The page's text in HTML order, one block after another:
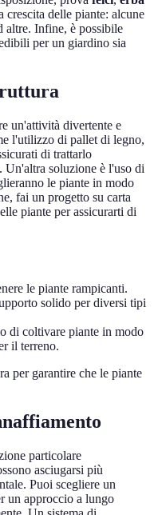
crescita delle piante: alcune
altre. Infine, è possibile
per un giardino sia
un'attività divertente e
l'utilizzo di pallet di legno,
di trattarlo
Un'altra soluzione è l'uso di
le piante in modo
fai un progetto su carta
piante per assicurarti di
le piante rampicanti.
solido per diversi tipi
di coltivare piante in modo
il terreno.
per garantire che le piante
particolare
asciugarsi più
Puoi scegliere un
un approccio a lungo